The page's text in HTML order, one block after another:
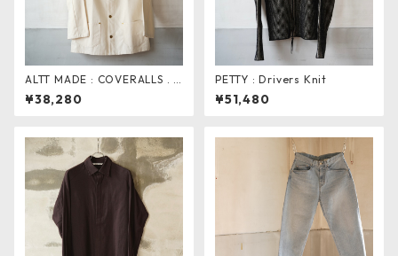
ALTT MADE : COVERALLS . n
atural
¥38,280
PETTY : Drivers Knit
¥51,480